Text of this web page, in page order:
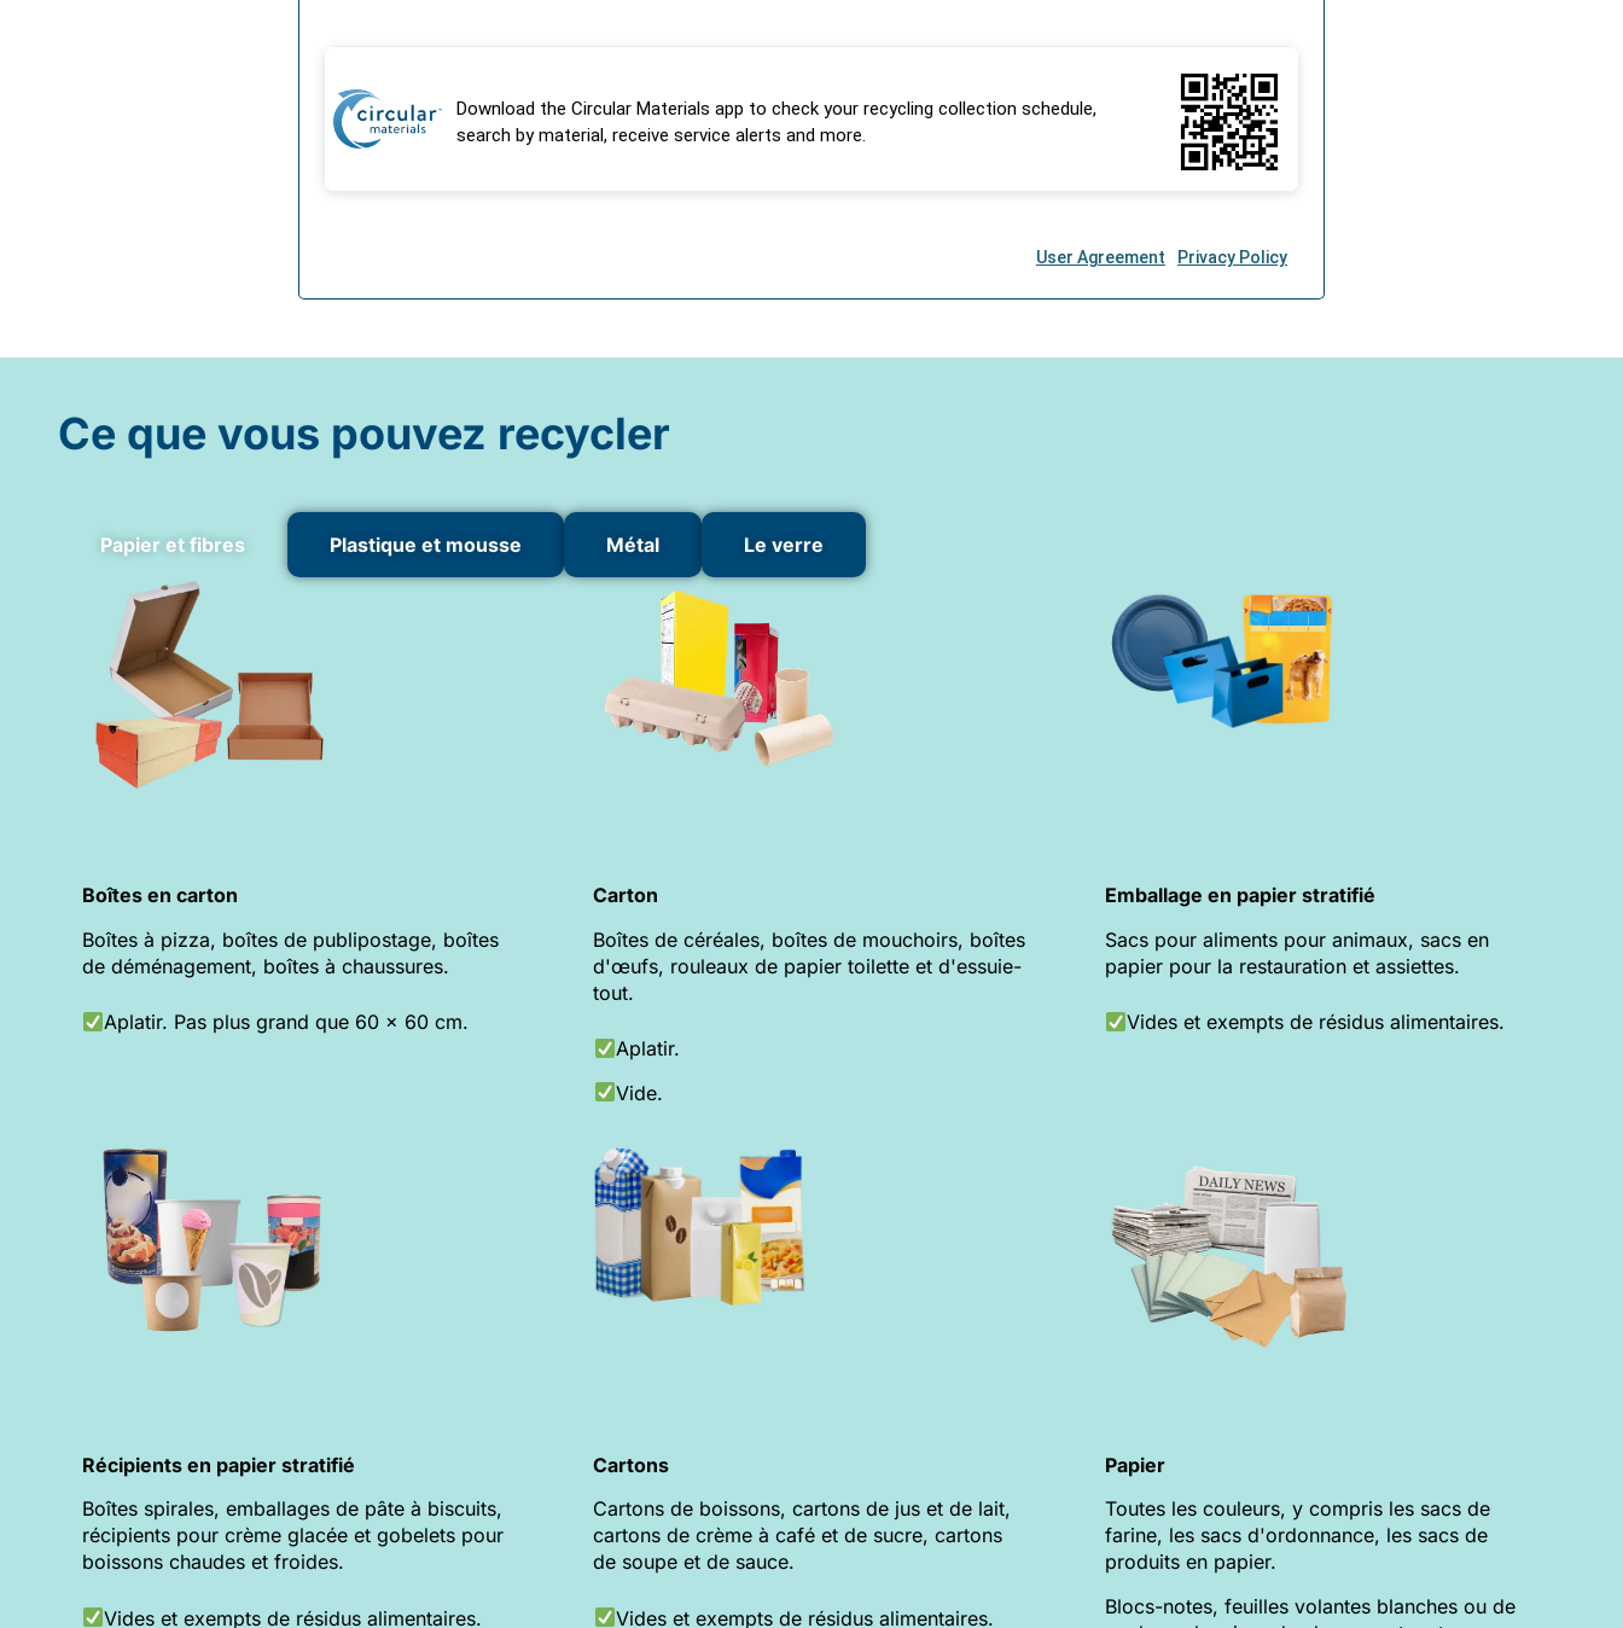
Ce que vous pouvez recycler
Papier et fibres Plastique et mousse Métal Le verre
Boîtes en carton
Boîtes à pizza, boîtes de publipostage, boîtes
de déménagement, boîtes à chaussures.
Aplatir. Pas plus grand que 60 x 60 cm.
Carton
Boîtes de céréales, boîtes de mouchoirs, boîtes
d'œufs, rouleaux de papier toilette et d'essuie-
tout.
Aplatir.
Vide.
Emballage en papier stratifié
Sacs pour aliments pour animaux, sacs en
papier pour la restauration et assiettes.
Vides et exempts de résidus alimentaires.
Récipients en papier stratifié
Boîtes spirales, emballages de pâte à biscuits,
récipients pour crème glacée et gobelets pour
boissons chaudes et froides.
Vides et exempts de résidus alimentaires.
Cartons
Cartons de boissons, cartons de jus et de lait,
cartons de crème à café et de sucre, cartons
de soupe et de sauce.
Vides et exempts de résidus alimentaires.
Papier
Toutes les couleurs, y compris les sacs de
farine, les sacs d'ordonnance, les sacs de
produits en papier.
Blocs-notes, feuilles volantes blanches ou de